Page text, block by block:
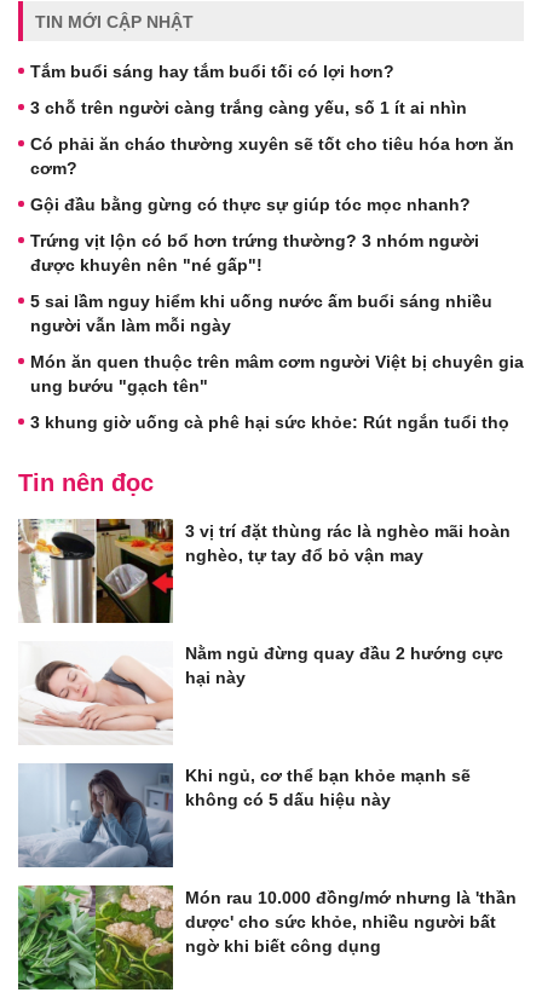
TIN MỚI CẬP NHẬT
Tắm buổi sáng hay tắm buổi tối có lợi hơn?
3 chỗ trên người càng trắng càng yếu, số 1 ít ai nhìn
Có phải ăn cháo thường xuyên sẽ tốt cho tiêu hóa hơn ăn
cơm?
Gội đầu bằng gừng có thực sự giúp tóc mọc nhanh?
Trứng vịt lộn có bổ hơn trứng thường? 3 nhóm người
được khuyên nên "né gấp"!
5 sai lầm nguy hiểm khi uống nước ấm buổi sáng nhiều
người vẫn làm mỗi ngày
Món ăn quen thuộc trên mâm cơm người Việt bị chuyên gia
ung bướu "gạch tên"
3 khung giờ uống cà phê hại sức khỏe: Rút ngắn tuổi thọ
Tin nên đọc
3 vị trí đặt thùng rác là nghèo mãi hoàn
nghèo, tự tay đổ bỏ vận may
Nằm ngủ đừng quay đầu 2 hướng cực
hại này
Khi ngủ, cơ thể bạn khỏe mạnh sẽ
không có 5 dấu hiệu này
Món rau 10.000 đồng/mớ nhưng là 'thần
dược' cho sức khỏe, nhiều người bất
ngờ khi biết công dụng